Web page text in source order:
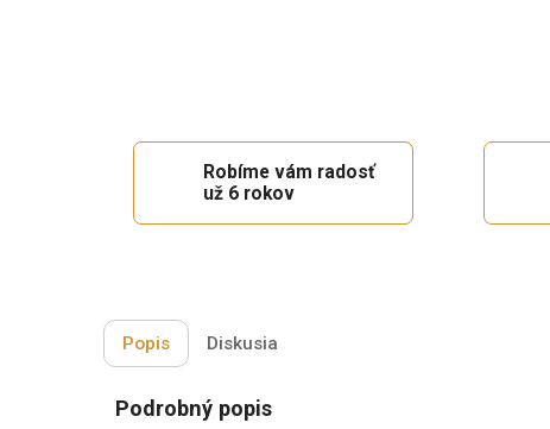
Robíme vám radosť
už 6 rokov
Popis Diskusia
Podrobný popis